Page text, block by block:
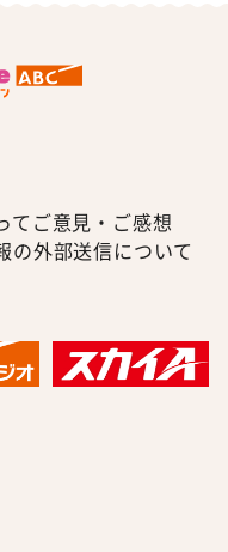
て ご意見・ご感想
の外部送信について